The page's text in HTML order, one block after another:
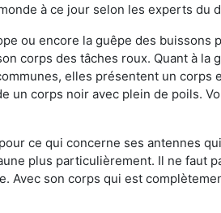
à ce jour selon les experts du
ou encore la guêpe des
corps des tâches roux. Quant à la
elles présentent un corps
un corps noir avec plein de poils.
ce qui concerne ses antennes
plus particulièrement. Il ne faut
Avec son corps qui est